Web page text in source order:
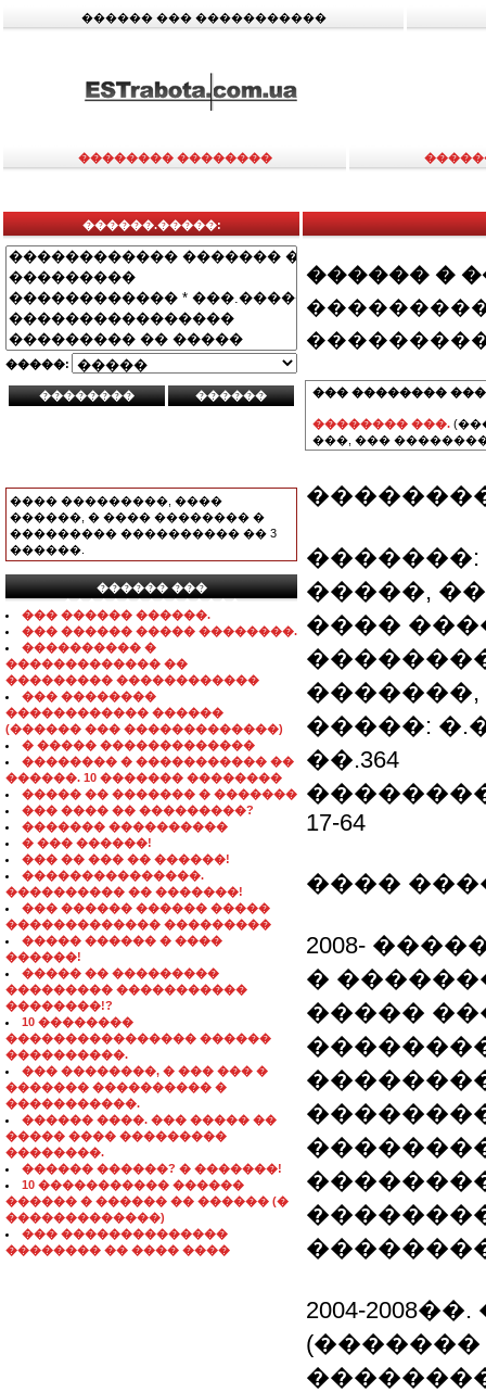
������ ��� �����������
�������� ��������
������.�����:
�����:
���� ���������, ����
������, � ���� �������� �
��������� ���������� �� 3
������.
������ ���
���������������
��� ������ ������.
��� ������ ����� ��������.
���������� �
������������� ��
��������� ������������
��� ��������
������������ ������
(������ ��� �������������)
� ����� �������������
�������� � ����������� ��
������. 10 ������� ��������
����� �� ������� � �������
��� ���� �� ���������?
������� ����������
� ��� ������!
��� �� ��� �� ������!
���������������.
���������� �� �������!
��� ������ ������ �����
������������� ���������
����� ������ � ����
������!
����� �� ���������
��������� �����������
��������!?
10 ��������
���������������� ������
����������.
��� ��������, � ��� ��� �
������� ���������� �
�����������.
������ ����. ��� ����� ��
����� ���� ���������
��������.
������ ������? � �������!
10 ����������� ������
������ � ������ �� ������ (�
�������������)
��� ��������������
�������� �� ���� ����
������ �
��� ��������
�������� ���.
���, ���
�����,
����
�������,
�����:
��.364
17-64
����
2008-
�
�����
2004-